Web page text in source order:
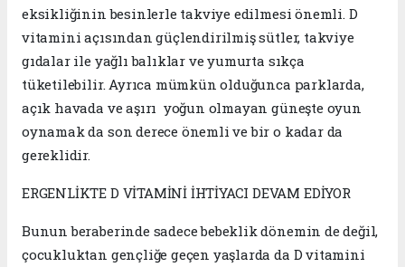
eksikliğinin besinlerle takviye edilmesi önemli. D
vitamini açısından güçlendirilmiş sütler, takviye
gıdalar ile yağlı balıklar ve yumurta sıkça
tüketilebilir. Ayrıca mümkün olduğunca parklarda,
açık havada ve aşırı yoğun olmayan güneşte oyun
oynamak da son derece önemli ve bir o kadar da
gereklidir.
ERGENLİKTE D VİTAMİNİ İHTİYACI DEVAM EDİYOR
Bunun beraberinde sadece bebeklik dönemin de değil,
çocukluktan gençliğe geçen yaşlarda da D vitamini